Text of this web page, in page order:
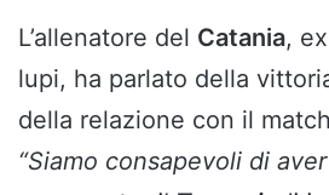
L’allenatore del Catania,
lupi, ha parlato della
della relazione con il
“Siamo consapevoli di